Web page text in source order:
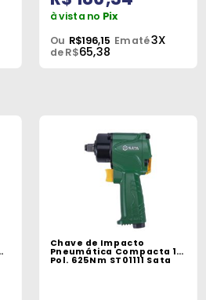
à vista no Pix
Ou R$196,15 Em até3X
de R$65,38
Chave de Impacto
Pneumática Compacta 1/2
Pol. 625Nm ST01111 Sata